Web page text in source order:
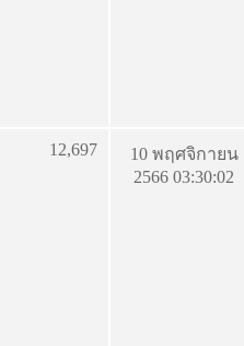
12,697
10 พฤศจิกายน
2566 03:30:02